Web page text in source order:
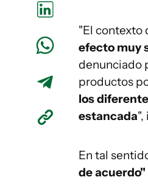
"El contexto
efecto muy
denunciado
productos
los
estancada
En tal
de acuerdo"